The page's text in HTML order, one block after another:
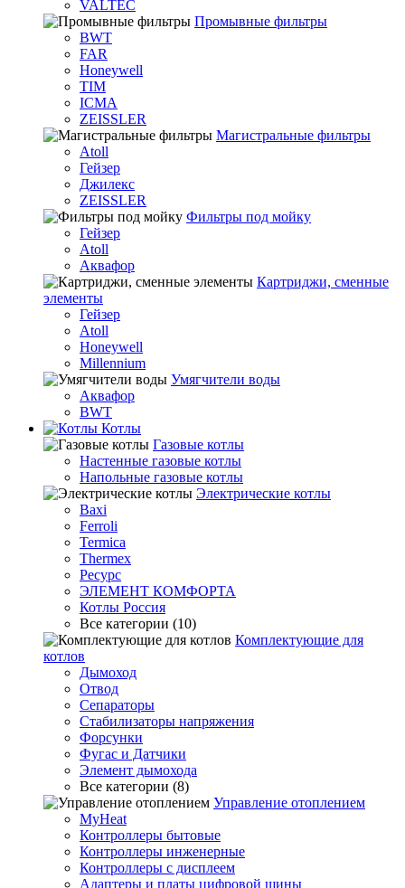
VALTEC
Промывные фильтры
BWT
FAR
Honeywell
TIM
ICMA
ZEISSLER
Магистральные фильтры
Atoll
Гейзер
Джилекс
ZEISSLER
Фильтры под мойку
Гейзер
Atoll
Аквафор
Картриджи, сменные
элементы
Гейзер
Atoll
Honeywell
Millennium
Умягчители воды
Аквафор
BWT
Котлы
Гaзовые котлы
Настенные газовые котлы
Напольные газовые котлы
Электрические котлы
Baxi
Ferroli
Termica
Thermex
Ресурс
ЭЛЕМЕНТ КОМФОРТА
Котлы Россия
Все категории (10)
Комплектующие для
котлов
Дымоход
Отвод
Сепараторы
Стабилизаторы напряжения
Форсунки
Фугас и Датчики
Элемент дымохода
Все категории (8)
Управление отоплением
MyHeat
Контроллеры бытовые
Контроллеры инженерные
Контроллеры с дисплеем
Адаптеры и платы цифровой шины